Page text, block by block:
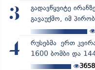
3
გადავწყვიტე
გავაუქმო, იმ
4
რუსებმა ერთ
1600 ბომბი და
3658